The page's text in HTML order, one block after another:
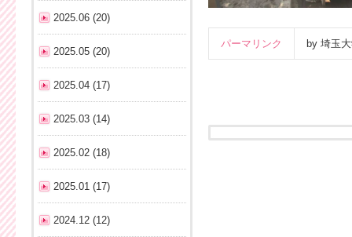
パーマリンク by 埼玉
2025.06 (20)
2025.05 (20)
2025.04 (17)
2025.03 (14)
2025.02 (18)
2025.01 (17)
2024.12 (12)